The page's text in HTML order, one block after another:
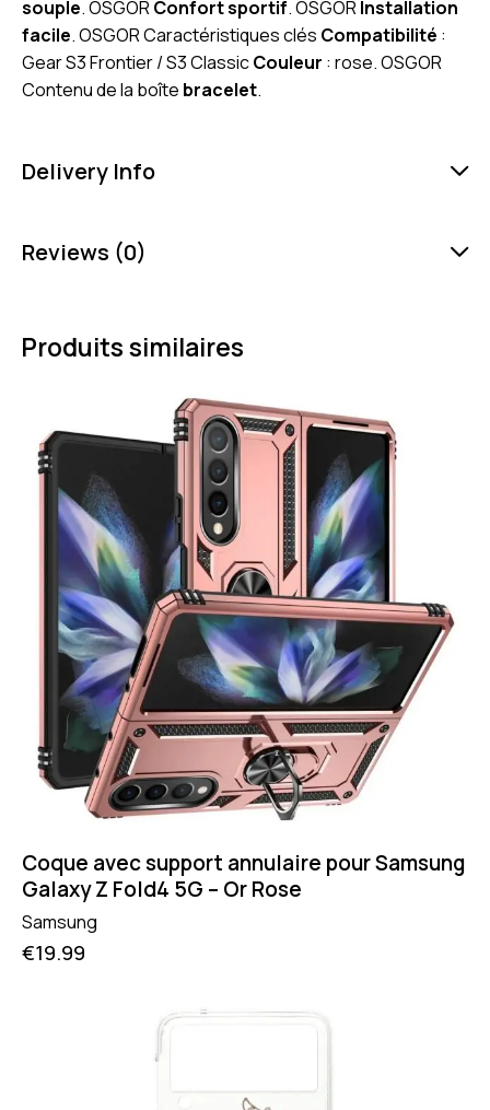
souple. OSGORConfort sportif. OSGORInstallation
facile. OSGOR Caractéristiques clés Compatibilité :
Gear S3 Frontier / S3 ClassicCouleur : rose. OSGOR
Contenu de la boîte bracelet.
Delivery Info
Reviews (0)
Produits similaires
Coque avec support annulaire pour Samsung
Galaxy Z Fold4 5G – Or Rose
Samsung
€19.99